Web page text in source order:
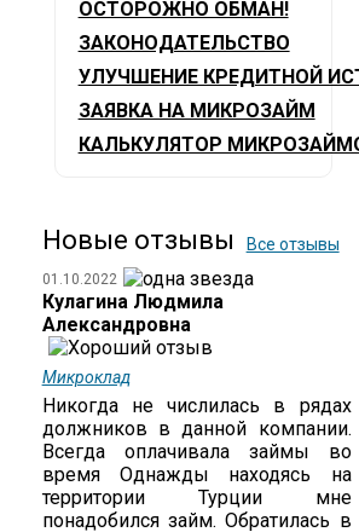
ОСТОРОЖНО ОБМАН!
ЗАКОНОДАТЕЛЬСТВО
УЛУЧШЕНИЕ КРЕДИТНОЙ
ЗАЯВКА НА МИКРОЗАЙМ
КАЛЬКУЛЯТОР
Новые отзывы Все отзывы
01.10.2022
Кулагина Людмила
Александровна
Микроклад
Никогда не числилась в рядах
должников в данной компании.
Всегда оплачивала займы во
время Однажды находясь на
территории Турции мне
понадобился займ. Обратилась в